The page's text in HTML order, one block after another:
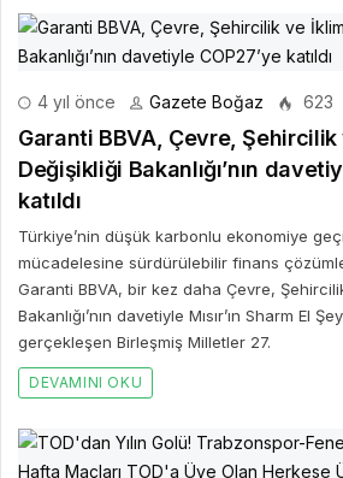
4 yıl önce Gazete Boğaz 623
Garanti BBVA, Çevre, Şehircilik
Değişikliği Bakanlığı’nın
katıldı
Türkiye’nin düşük karbonlu ekonomiye
mücadelesine sürdürülebilir finans
Garanti BBVA, bir kez daha Çevre,
Bakanlığı’nın davetiyle Mısır’ın Sharm El
gerçekleşen Birleşmiş Milletler 27.
DEVAMINI OKU